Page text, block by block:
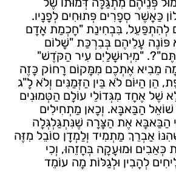
כַּאֲשֶׁר סְפָרִים פְּתוּחִים לְפָנָיו.
לְהִתְפַּעֵל, בִּבְחִינַת "חָכְמַת אָדָם
פּוֹנֶה עֲלֵיהֶם בְּבִרְכַּת "שָׁלוֹם
"מִיְּרוּשָׁלַיִם עִיר הַקֹּדֶשׁ"
מֵבִיא אֶתְכֶם מִמָּקוֹם רָחוֹק כָּזֶה
הֵן הַיּוֹם לֹא בֵּין הַזְּמַנִּים וְלֹא לָ"ג
שֶׁל אֶחָד מִגְּדוֹלֵי עוֹלָם הַטְּמוּנִים
הַבַּאבָּא. וְכָאן מַתְחִילִים
הַבַּאבָּא אֶת הַצָּרָה שֶׁנִּתְגַּלְגְּלָה
אַבְרֵךְ מַתְמִיד וְלַמְדָן סוֹבֵל מִזֶּה
כְּאֵבִים וּמוּעָקָה בְּחָזֵהוּ, וְכִי
לְהָבִין וּלְגַלּוֹת מָה עוֹמֵד